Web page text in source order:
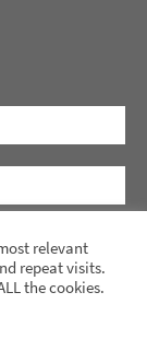
relevant
repeat visits.
the cookies.